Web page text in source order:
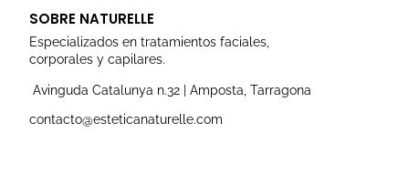
a
g
r
a
m
b
o
o
k
u
b
e
e
d
i
n
r
SOBRE NATURELLE
Especializados en tratamientos faciales,
corporales y capilares.
Avinguda Catalunya n.32 | Amposta, Tarragona
contacto@esteticanaturelle.com